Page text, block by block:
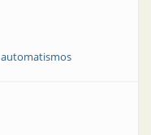
automatismos